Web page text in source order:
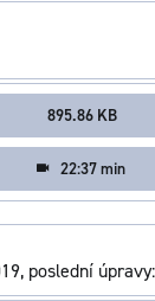
895.86 KB
22:37 min
poslední